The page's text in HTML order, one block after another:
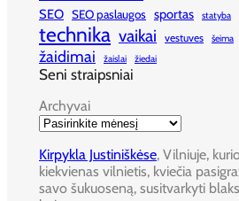
SEO SEO paslaugos sportas statyba
technika vaikai vestuves šeima
žaidimai žaislai žiedai
Seni straipsniai
Archyvai
Kirpykla Justiniškėse, Vilniuje,
kiekvienas vilnietis, kviečia
savo šukuoseną, susitvarkyti